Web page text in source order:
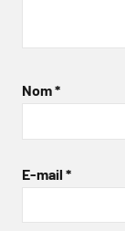
Nom*
E-mail *